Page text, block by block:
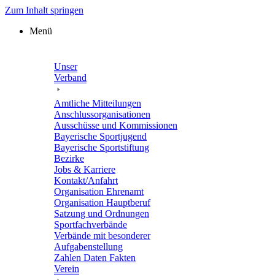
Zum Inhalt springen
Menü
Unser
Verband
Amtli­che Mitteilungen
Anschluss­or­ga­ni­sa­tio­nen
Ausschüsse und Kommissionen
Baye­ri­sche Sportjugend
Baye­ri­sche Sportstiftung
Bezirke
Jobs & Karriere
Kontakt/​​Anfahrt
Orga­ni­sa­tion Ehrenamt
Orga­ni­sa­tion Hauptberuf
Satzung und Ordnungen
Sport­fach­ver­bände
Verbände mit beson­de­rer
Aufgabenstellung
Zahlen Daten Fakten
Verein